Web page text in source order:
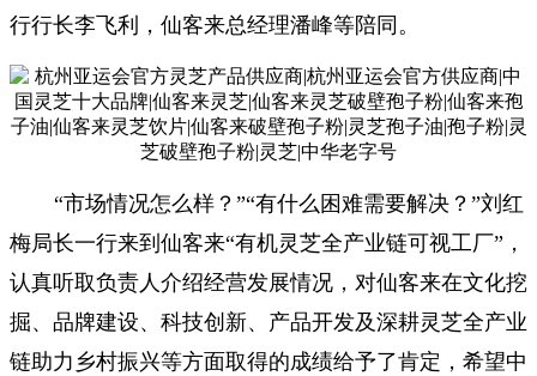
行行长李飞利，仙客来总经理潘峰等陪同。
“市场情况怎么样？”“有什么困难需要解决？”刘红
梅局长一行来到仙客来“有机灵芝全产业链可视工厂”，
认真听取负责人介绍经营发展情况，对仙客来在文化挖
掘、品牌建设、科技创新、产品开发及深耕灵芝全产业
链助力乡村振兴等方面取得的成绩给予了肯定，希望中